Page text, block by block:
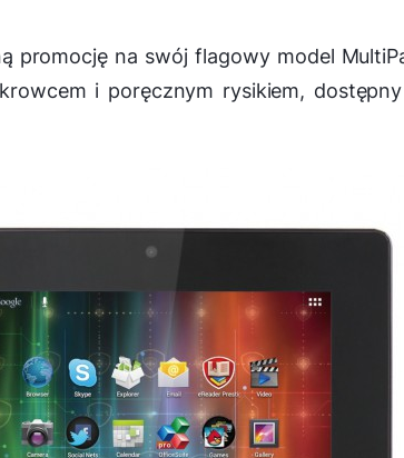
promocję na swój flagowy model
i poręcznym rysikiem,